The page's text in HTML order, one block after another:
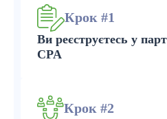
Крок #1
Ви реєструєтесь у
CPA
Крок #2